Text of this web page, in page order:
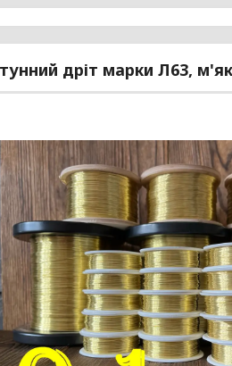
дріт марки Л63,